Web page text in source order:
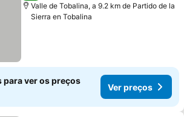
Valle de Tobalina, a 9.2 km de Partido de la
Sierra en Tobalina
para ver os preços
Ver preços